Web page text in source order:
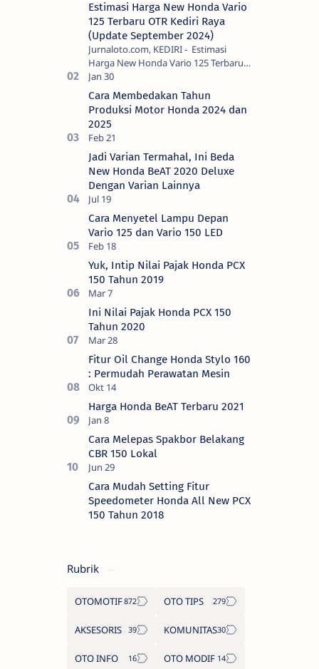
Estimasi Harga New Honda Vario
125 Terbaru OTR Kediri Raya
(Update September 2024)
Jurnaloto.com, KEDIRI - Estimasi
Harga New Honda Vario 125 Terbaru
OTR Kediri Raya (Update September
2024) Brosis sekalian, PT Astra Honda
Motor (AH…
Cara Membedakan Tahun
Produksi Motor Honda 2024 dan
2025
Jadi Varian Termahal, Ini Beda
New Honda BeAT 2020 Deluxe
Dengan Varian Lainnya
Cara Menyetel Lampu Depan
Vario 125 dan Vario 150 LED
Yuk, Intip Nilai Pajak Honda PCX
150 Tahun 2019
Ini Nilai Pajak Honda PCX 150
Tahun 2020
Fitur Oil Change Honda Stylo 160
: Permudah Perawatan Mesin
Harga Honda BeAT Terbaru 2021
Cara Melepas Spakbor Belakang
CBR 150 Lokal
Cara Mudah Setting Fitur
Speedometer Honda All New PCX
150 Tahun 2018
Rubrik
OTOMOTIF OTO TIPS
AKSESORIS KOMUNITAS
OTO INFO OTO MODIF